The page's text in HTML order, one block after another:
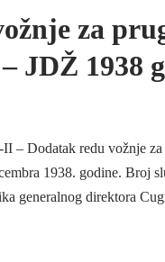
za
JDŽ 1938
– Dodatak redu vožnje
1938. godine. Broj
generalnog direktora